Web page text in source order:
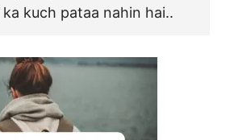
ka kuch pataa nahin hai..